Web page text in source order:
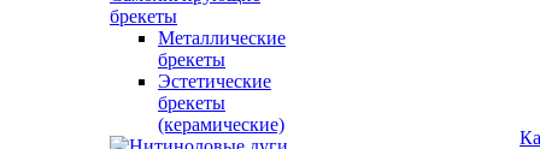
брекеты
Металлические
брекеты
Эстетические
брекеты
(керамические)